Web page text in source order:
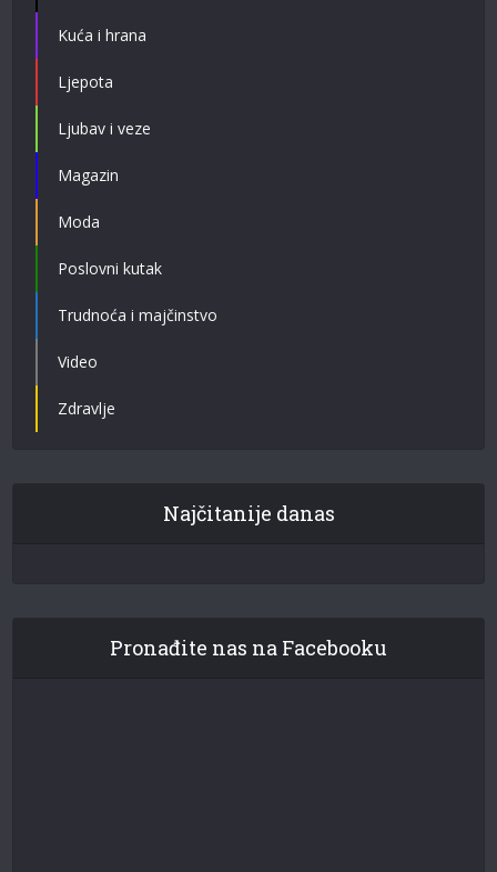
Kuća i hrana
Ljepota
Ljubav i veze
Magazin
Moda
Poslovni kutak
Trudnoća i majčinstvo
Video
Zdravlje
Najčitanije danas
Pronađite nas na Facebooku